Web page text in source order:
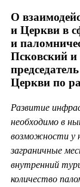
О
и Церкви в
и
Псковский
Церкви по
Развитие
необходимо в
возможности у
заграничные
внутренний
количество